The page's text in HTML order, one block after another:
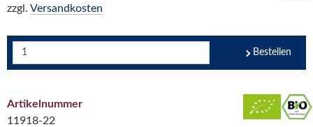
zzgl. Versandkosten
Bestellen
Artikelnummer
11918-22